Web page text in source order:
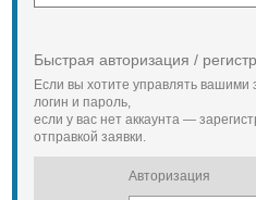
Быстрая авторизация /
Если вы хотите управлять
логин и пароль,
если у вас нет аккаунта —
отправкой заявки.
Авторизация